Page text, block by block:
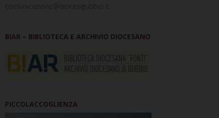
comunicazione@diocesigubbio.it
BIAR – BIBLIOTECA E ARCHIVIO DIOCESANO
PICCOLACCOGLIENZA